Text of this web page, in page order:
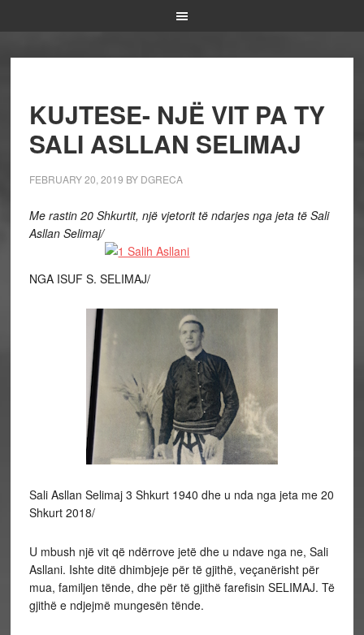
KUJTESE- NJË VIT PA TY
SALI ASLLAN SELIMAJ
FEBRUARY 20, 2019 BY DGRECA
Me rastin 20 Shkurtit, një vjetorit të ndarjes nga jeta të Sali
Asllan Selimaj/
NGA ISUF S. SELIMAJ/
Sali Asllan Selimaj 3 Shkurt 1940 dhe u nda nga jeta me 20
Shkurt 2018/
U mbush një vit që ndërrove jetë dhe u ndave nga ne, Sali
Asllani. Ishte ditë dhimbjeje për të gjithë, veçanërisht për
mua, familjen tënde, dhe për të gjithë farefisin SELIMAJ. Të
gjithë e ndjejmë mungesën tënde.